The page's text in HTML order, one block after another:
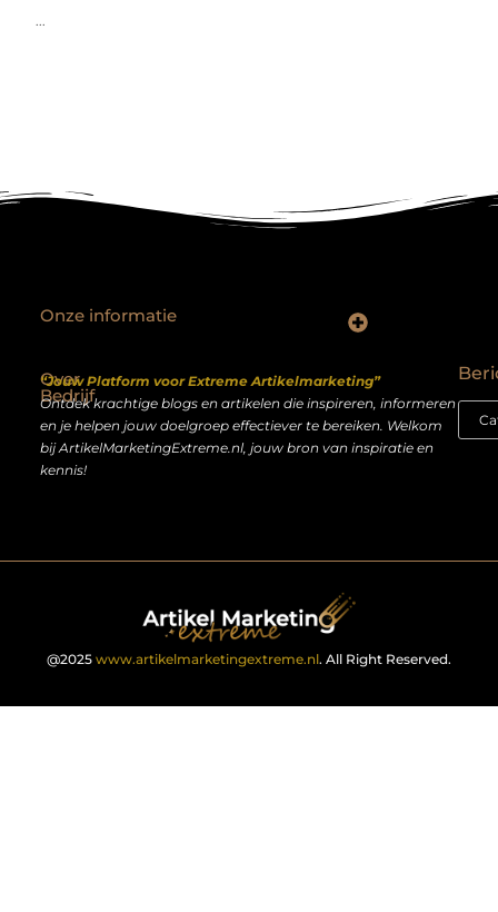
...
Over
Bedrijf
“Jouw Platform voor Extreme Artikelmarketing”
Ontdek krachtige blogs en artikelen die inspireren, informeren
en je helpen jouw doelgroep effectiever te bereiken. Welkom
bij ArtikelMarketingExtreme.nl, jouw bron van inspiratie en
kennis!
Onze informatie
@2025 www.artikelmarketingextreme.nl. All Right Reserved.